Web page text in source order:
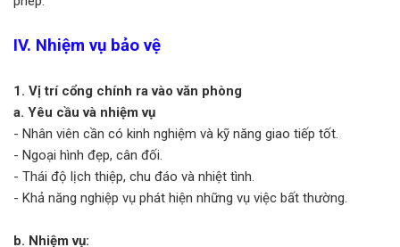
IV. Nhiệm vụ bảo vệ
1. Vị trí cổng chính ra vào văn phòng
a. Yêu cầu và nhiệm vụ
- Nhân viên cần có kinh nghiệm và kỹ năng giao tiếp tốt.
- Ngoại hình đẹp, cân đối.
- Thái độ lịch thiệp, chu đáo và nhiệt tình.
- Khả năng nghiệp vụ phát hiện những vụ việc bất thường.
b. Nhiệm vụ: